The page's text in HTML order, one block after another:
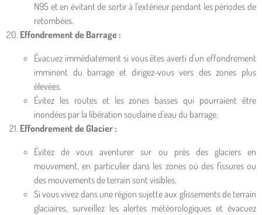
N95 et en évitant de sortir à l'extérieur pendant les périodes de
retombées.
Effondrement de Barrage :
Évacuez immédiatement si vous êtes averti d'un effondrement
imminent du barrage et dirigez-vous vers des zones plus
élevées.
Évitez les routes et les zones basses qui pourraient être
inondées par la libération soudaine d'eau du barrage.
Effondrement de Glacier :
Évitez de vous aventurer sur ou près des glaciers en
mouvement, en particulier dans les zones où des fissures ou
des mouvements de terrain sont visibles.
Si vous vivez dans une région sujette aux glissements de terrain
glaciaires, surveillez les alertes météorologiques et évacuez